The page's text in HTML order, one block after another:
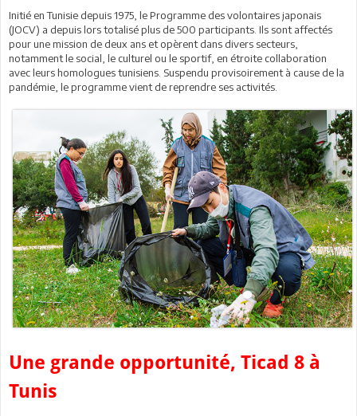
Initié en Tunisie depuis 1975, le Programme des volontaires japonais
(JOCV) a depuis lors totalisé plus de 500 participants. Ils sont affectés
pour une mission de deux ans et opèrent dans divers secteurs,
notamment le social, le culturel ou le sportif, en étroite collaboration
avec leurs homologues tunisiens. Suspendu provisoirement à cause de la
pandémie, le programme vient de reprendre ses activités.
Une grande opportunité, Ticad 8 à
Tunis